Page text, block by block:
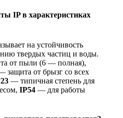
IP в характеристиках
на устойчивость
твердых частиц и воды.
от пыли (6 — полная),
защита от брызг со всех
— типичная степень для
IP54 — для работы